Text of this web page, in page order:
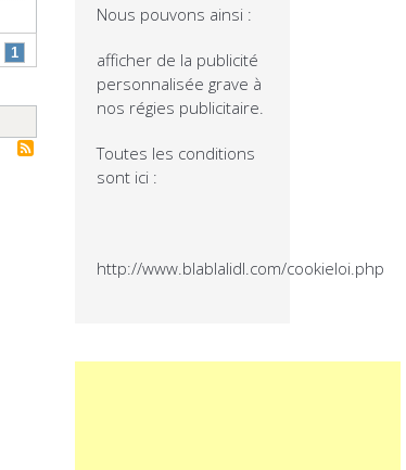
1
Nous pouvons ainsi :
afficher de la publicité
personnalisée grave à
nos régies publicitaire.
Toutes les conditions
sont ici :
http://www.blablalidl.com/cookieloi.php